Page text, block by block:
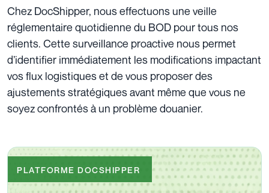
Chez DocShipper, nous effectuons une veille
réglementaire quotidienne du BOD pour tous nos
clients. Cette surveillance proactive nous permet
d’identifier immédiatement les modifications impactant
vos flux logistiques et de vous proposer des
ajustements stratégiques avant même que vous ne
soyez confrontés à un problème douanier.
PLATFORME DOCSHIPPER